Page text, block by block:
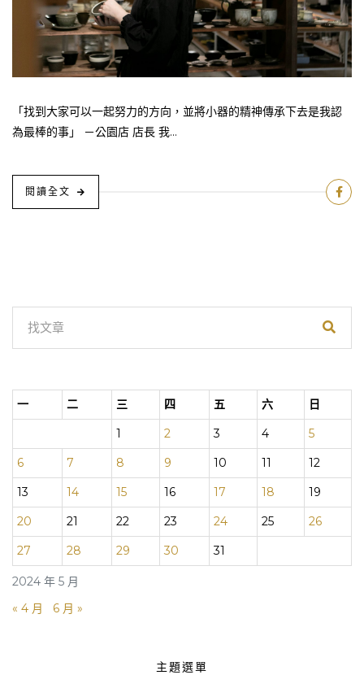
「找到大家可以一起努力的方向，並將小器的精神傳承下去是我認
為最棒的事」 －公園店 店長 我...
閱讀全文
2024 年 5 月
一 二 三 四 五 六
日
1
2 3 4
5
6
7 8 9 10 11
12
13
14 15 16 17 18
19
20
21 22 23 24 25
26
27
28 29 30 31
« 4 月 6 月 »
主題選單